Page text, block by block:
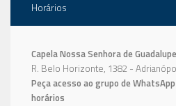
Horários
Capela Nossa Senhora de Guadalupe
R. Belo Horizonte, 1382 -
Peça acesso ao grupo de
horários